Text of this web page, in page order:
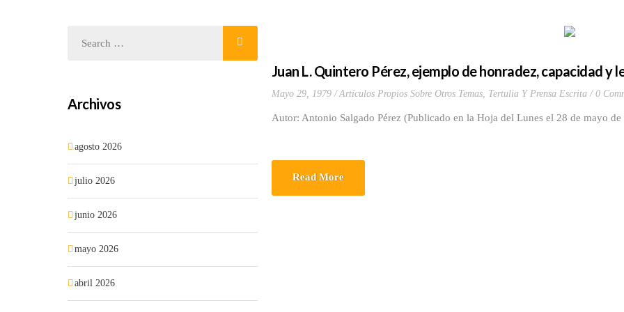
Juan L. Quintero Pérez, ejemplo de honradez, capacidad y
Mayo 29, 1979 Artículos Propios Sobre Otros Temas, Tertulia Y Prensa Escrita 0
Autor: Antonio Salgado Pérez (Publicado en la Hoja del Lunes el 28 de mayo de
Read More
Archivos
agosto 2026
julio 2026
junio 2026
mayo 2026
abril 2026